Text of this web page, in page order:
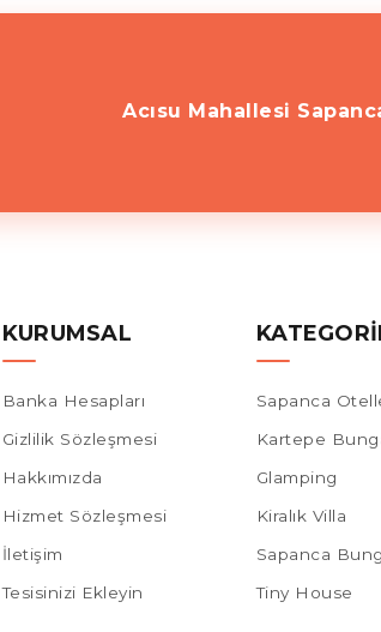
Acısu Mahallesi
KURUMSAL
Banka Hesapları
Gizlilik Sözleşmesi
Hakkımızda
Hizmet Sözleşmesi
İletişim
Tesisinizi Ekleyin
Sapanca
Kartepe
Glamping
Kiralık Villa
Sapanca
Tiny House